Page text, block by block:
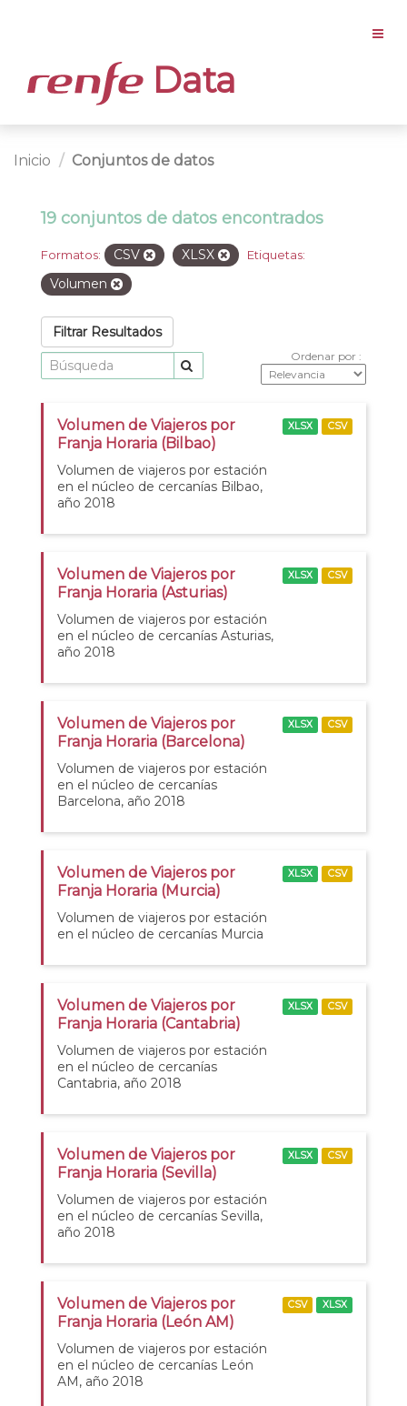
Data
Inicio Conjuntos de datos
19 conjuntos de datos encontrados
Formatos: CSV XLSX Etiquetas:
Volumen
Filtrar Resultados
Ordenar por
Volumen de Viajeros por
Franja Horaria (Bilbao)
Volumen de viajeros por estación
en el núcleo de cercanías Bilbao,
año 2018
XLSX CSV
Volumen de Viajeros por
Franja Horaria (Asturias)
Volumen de viajeros por estación
en el núcleo de cercanías Asturias,
año 2018
XLSX CSV
Volumen de Viajeros por
Franja Horaria (Barcelona)
Volumen de viajeros por estación
en el núcleo de cercanías
Barcelona, año 2018
XLSX CSV
Volumen de Viajeros por
Franja Horaria (Murcia)
Volumen de viajeros por estación
en el núcleo de cercanías Murcia
XLSX CSV
Volumen de Viajeros por
Franja Horaria (Cantabria)
Volumen de viajeros por estación
en el núcleo de cercanías
Cantabria, año 2018
XLSX CSV
Volumen de Viajeros por
Franja Horaria (Sevilla)
Volumen de viajeros por estación
en el núcleo de cercanías Sevilla,
año 2018
XLSX CSV
Volumen de Viajeros por
Franja Horaria (León AM)
Volumen de viajeros por estación
en el núcleo de cercanías León
AM, año 2018
CSV XLSX